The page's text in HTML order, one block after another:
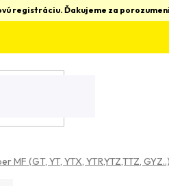
registráciu. Ďakujeme za
MF (GT, YT, YTX, YTR,YTZ,TTZ, GYZ..)